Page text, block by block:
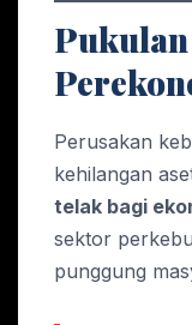
Perusakan
kehilangan
telak bagi
sektor
punggung